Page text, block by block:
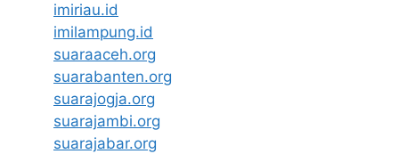
imiriau.id
imilampung.id
suaraaceh.org
suarabanten.org
suarajogja.org
suarajambi.org
suarajabar.org